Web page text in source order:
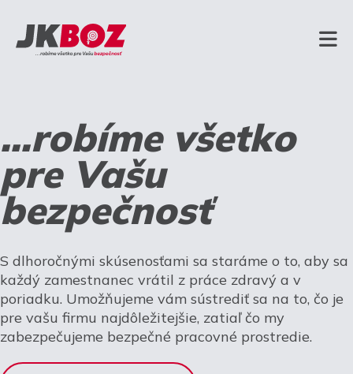
...robíme všetko
pre Vašu
bezpečnosť
S dlhoročnými skúsenosťami sa staráme o to, aby sa
každý zamestnanec vrátil z práce zdravý a v
poriadku. Umožňujeme vám sústrediť sa na to, čo je
pre vašu firmu najdôležitejšie, zatiaľ čo my
zabezpečujeme bezpečné pracovné prostredie.